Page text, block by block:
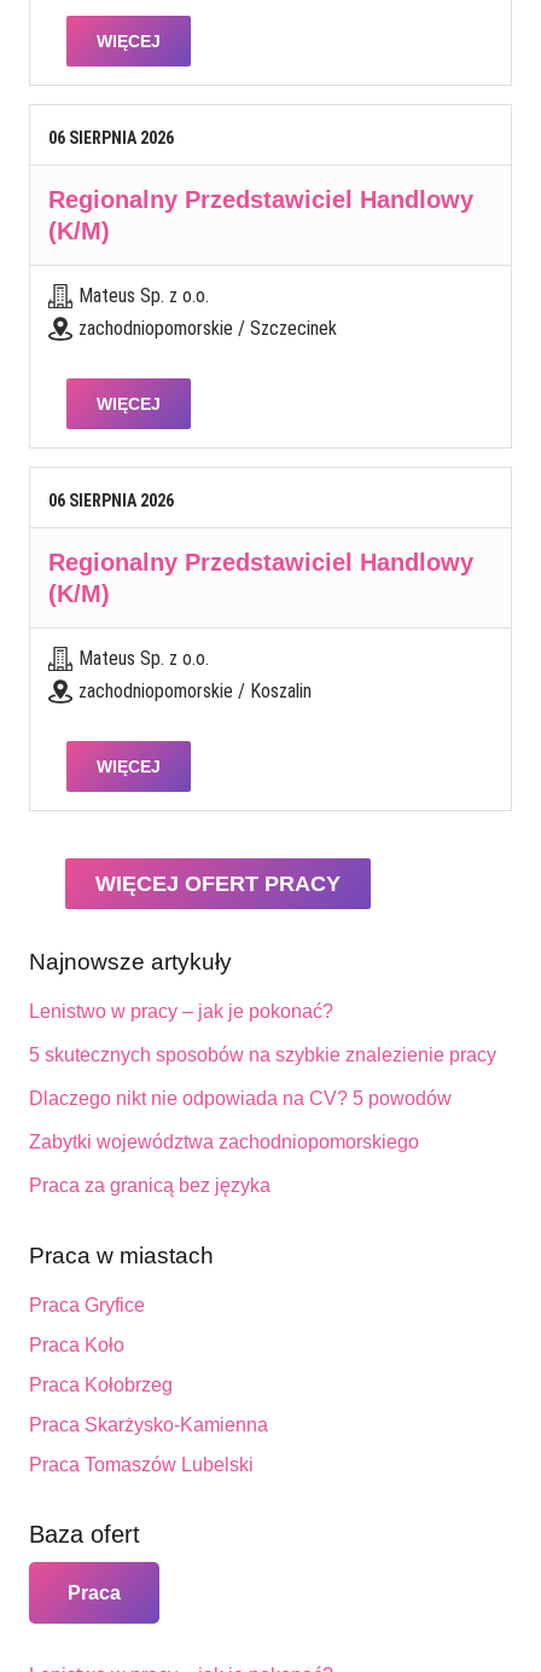
WIĘCEJ
06 SIERPNIA 2026
Regionalny Przedstawiciel Handlowy
(K/M)
Mateus Sp. z o.o.
zachodniopomorskie / Szczecinek
WIĘCEJ
06 SIERPNIA 2026
Regionalny Przedstawiciel Handlowy
(K/M)
Mateus Sp. z o.o.
zachodniopomorskie / Koszalin
WIĘCEJ
WIĘCEJ OFERT PRACY
Najnowsze artykuły
Lenistwo w pracy – jak je pokonać?
5 skutecznych sposobów na szybkie znalezienie pracy
Dlaczego nikt nie odpowiada na CV? 5 powodów
Zabytki województwa zachodniopomorskiego
Praca za granicą bez języka
Praca w miastach
Praca Gryfice
Praca Koło
Praca Kołobrzeg
Praca Skarżysko-Kamienna
Praca Tomaszów Lubelski
Baza ofert
Praca